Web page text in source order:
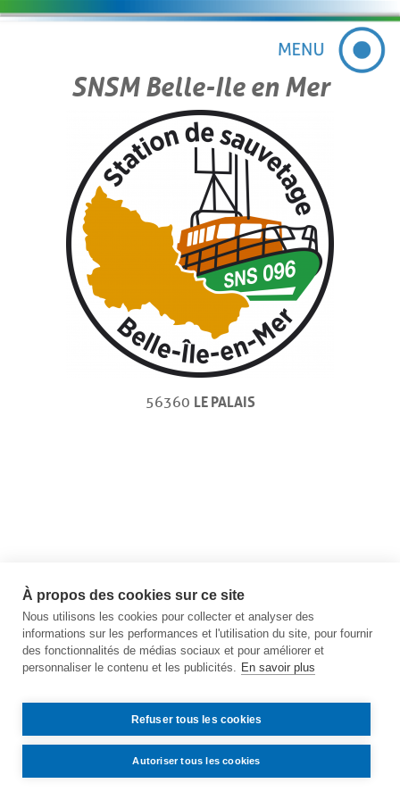
SNSM Belle-Ile en Mer
56360 LE PALAIS
À propos des cookies sur ce site
Nous utilisons les cookies pour collecter et analyser des
informations sur les performances et l'utilisation du site, pour fournir
des fonctionnalités de médias sociaux et pour améliorer et
personnaliser le contenu et les publicités. En savoir plus
Refuser tous les cookies
Autoriser tous les cookies